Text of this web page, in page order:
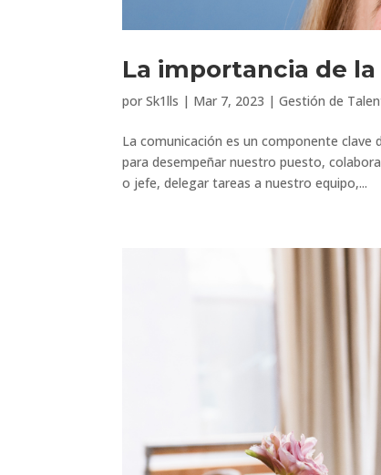
La importancia de
porSk1lls | Mar 7, 2023 |Gestión de
La comunicación es un componente
para desempeñar nuestro puesto,
o jefe, delegar tareas a nuestro equipo,...